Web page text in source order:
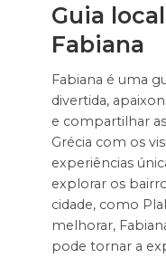
Guia
Fabiana
Fabiana é uma
divertida,
e compartilhar
Grécia com os
experiências
explorar os
cidade, como
melhorar,
pode tornar a